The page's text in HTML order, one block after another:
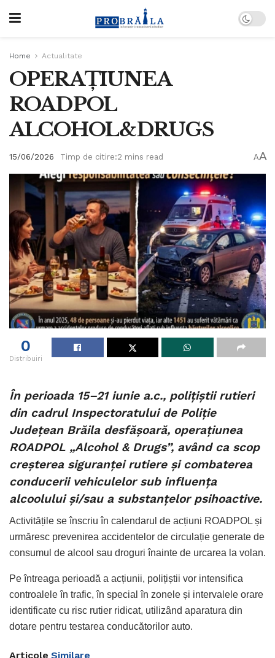
Home Actualitate
OPERAȚIUNEA
ROADPOL
ALCOHOL&DRUGS
15/06/2026 Timp de citire:2 mins read AA
0
Distribuiri
În perioada 15–21 iunie a.c., polițiștii rutieri
din cadrul Inspectoratului de Poliție
Județean Brăila desfășoară, operațiunea
ROADPOL „Alcohol & Drugs”, având ca scop
creșterea siguranței rutiere și combaterea
conducerii vehiculelor sub influența
alcoolului și/sau a substanțelor psihoactive.
Activitățile se înscriu în calendarul de acțiuni ROADPOL și
urmăresc prevenirea accidentelor de circulație generate de
consumul de alcool sau droguri înainte de urcarea la volan.
Pe întreaga perioadă a acțiunii, polițiștii vor intensifica
controalele în trafic, în special în zonele și intervalele orare
identificate cu risc rutier ridicat, utilizând aparatura din
dotare pentru testarea conducătorilor auto.
Articole Similare